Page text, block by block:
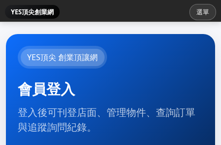
YES頂尖創業網 選單
YES頂尖 創業頂讓網
會員登入
登入後可刊登店面、管理物件、查詢訂單
與追蹤詢問紀錄。